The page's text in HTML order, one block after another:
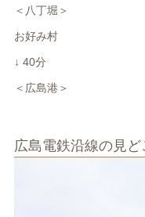
＜八丁堀＞
お好み村
↓ 40分
＜広島港＞
広島電鉄沿線の見